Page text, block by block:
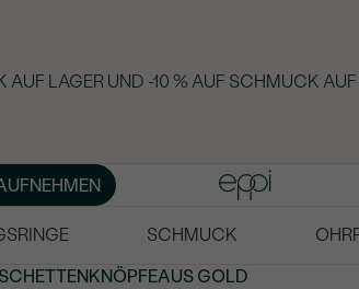
LAGER UND -10 % AUF SCHMUCK
SCHMUCK
AUS GOLD